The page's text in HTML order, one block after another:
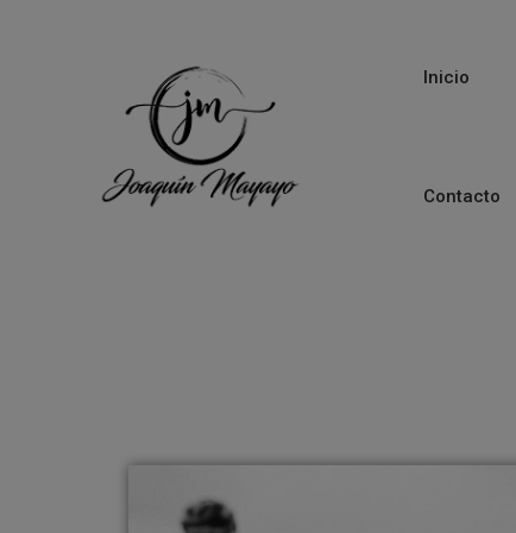
Inicio
Contacto